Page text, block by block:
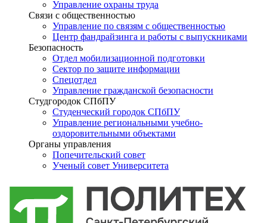
Управление охраны труда
Связи с общественностью
Управление по связям с общественностью
Центр фандрайзинга и работы с выпускниками
Безопасность
Отдел мобилизационной подготовки
Сектор по защите информации
Спецотдел
Управление гражданской безопасности
Студгородок СПбПУ
Студенческий городок СПбПУ
Управление региональными учебно-
оздоровительными объектами
Органы управления
Попечительский совет
Ученый совет Университета